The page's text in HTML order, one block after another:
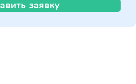
заявку